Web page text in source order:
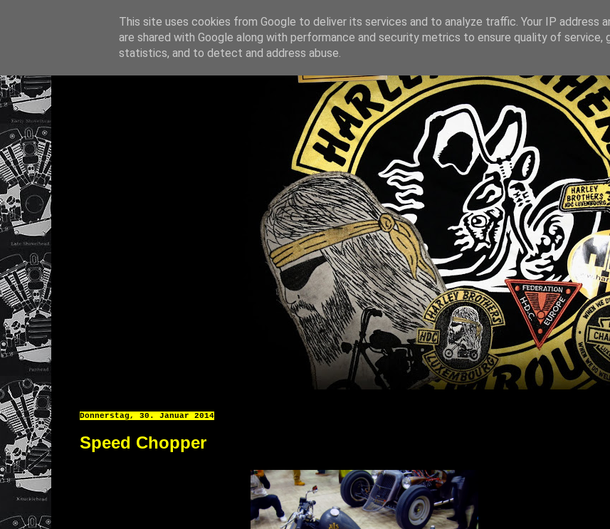
Donnerstag, 30. Januar 2014
Speed Chopper
This site uses cookies from Google to deliver its services and to analyze traffic. Your IP address
are shared with Google along with performance and security metrics to ensure quality of service,
statistics, and to detect and address abuse.